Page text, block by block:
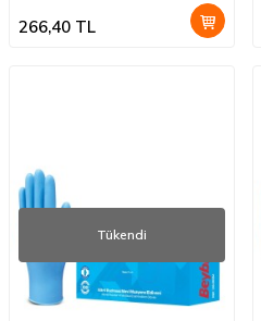
266,40 TL
Tükendi